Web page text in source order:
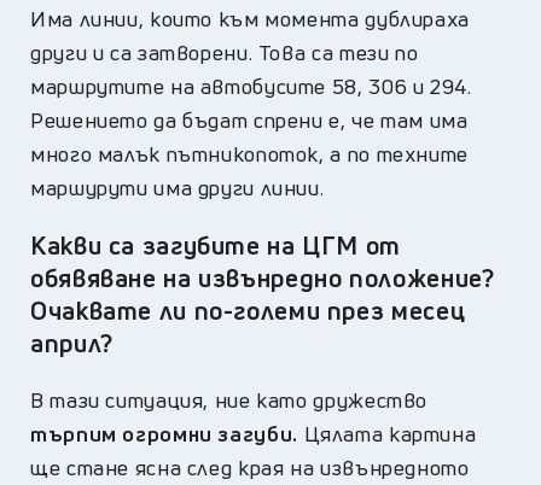
Има линии, които към момента дублираха
други и са затворени. Това са тези по
маршрутите на автобусите 58, 306 и 294.
Решението да бъдат спрени е, че там има
много малък пътникопоток, а по техните
маршурути има други линии.
Какви са загубите на ЦГМ от
обявяване на извънредно положение?
Очаквате ли по-големи през месец
април?
В тази ситуация, ние като дружество
търпим огромни загуби. Цялата картина
ще стане ясна след края на извънредното